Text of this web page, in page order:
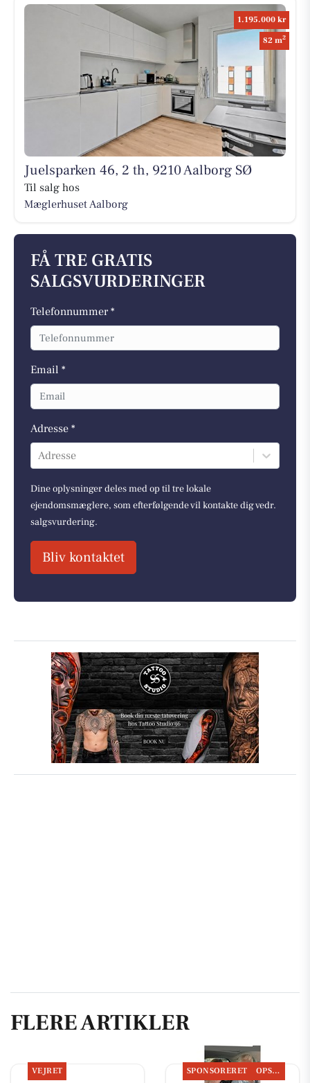
1.195.000 kr
82 m2
Juelsparken 46, 2 th, 9210 Aalborg SØ
Til salg hos
Mæglerhuset Aalborg
FÅ TRE GRATIS
SALGSVURDERINGER
Telefonnummer *
Email *
Adresse *
Adresse
Dine oplysninger deles med op til tre lokale
ejendomsmæglere, som efterfølgende vil kontakte dig vedr.
salgsvurdering.
Bliv kontaktet
FLERE ARTIKLER
VEJRET SPONSORERET OPSLAGSTAVLEN